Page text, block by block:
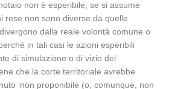
non è esperibile, se si assume
rese non sono diverse da quelle
dalla reale volontà comune o
in tali casi le azioni esperibili
di simulazione o di vizio del
che la corte territoriale avrebbe
‘non proponibile (o, comunque, non